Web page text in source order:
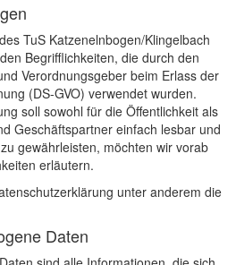
TuS Katzenelnbogen/Klingelbach
Begrifflichkeiten, die durch den
Verordnungsgeber beim Erlass der
(DS-GVO) verwendet wurden.
soll sowohl für die Öffentlichkeit als
Geschäftspartner einfach lesbar und
gewährleisten, möchten wir vorab
erläutern.
unter anderem die
Daten